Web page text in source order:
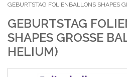
GEBURTSTAG FOLIENBALLONS SHAPES
GEBURTSTAG
SHAPES GROSSE
ELIUM)